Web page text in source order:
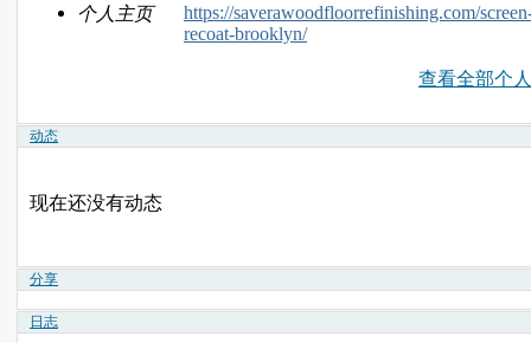
个人主页
https://saverawoodfloorrefinishing.com/
recoat-brooklyn/
查看全部个
动态
现在还没有动态
分享
日志